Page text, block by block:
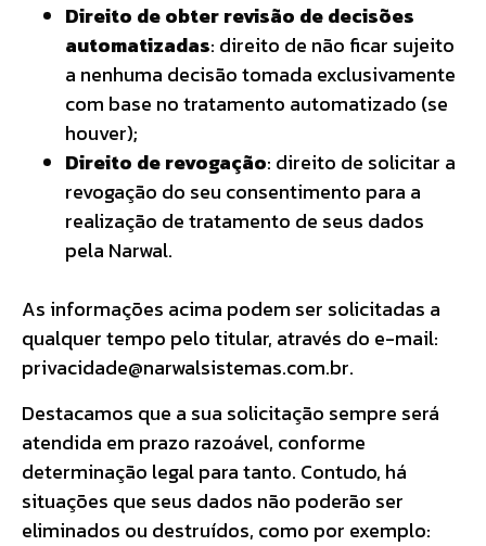
Direito de obter revisão de decisões
automatizadas: direito de não ficar sujeito
a nenhuma decisão tomada exclusivamente
com base no tratamento automatizado (se
houver);
Direito de revogação: direito de solicitar a
revogação do seu consentimento para a
realização de tratamento de seus dados
pela Narwal.
As informações acima podem ser solicitadas a
qualquer tempo pelo titular, através do e-mail:
privacidade@narwalsistemas.com.br.
Destacamos que a sua solicitação sempre será
atendida em prazo razoável, conforme
determinação legal para tanto. Contudo, há
situações que seus dados não poderão ser
eliminados ou destruídos, como por exemplo: